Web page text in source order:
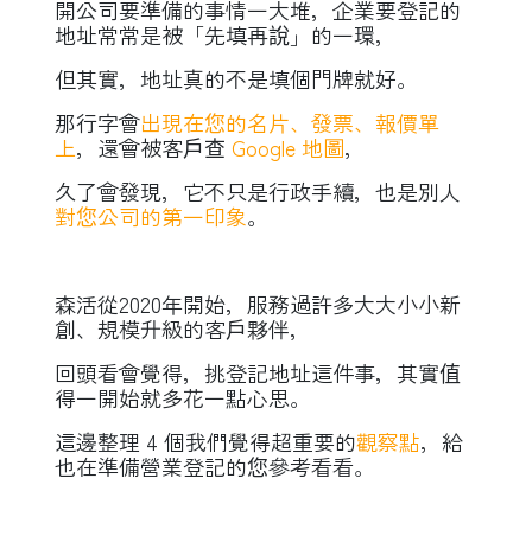
開公司要準備的事情一大堆，企業要登記的
地址常常是被「先填再說」的一環，
但其實，地址真的不是填個門牌就好。
那行字會出現在您的名片、發票、報價單
上，還會被客戶查 Google 地圖，
久了會發現，它不只是行政手續，也是別人
對您公司的第一印象。
森活從2020年開始，服務過許多大大小小新
創、規模升級的客戶夥伴，
回頭看會覺得，挑登記地址這件事，其實值
得一開始就多花一點心思。
這邊整理 4 個我們覺得超重要的觀察點，給
也在準備營業登記的您參考看看。